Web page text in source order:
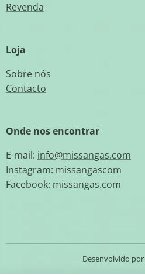
Revenda
Loja
Sobre nós
Contacto
Onde nos encontrar
E-mail: info@missangas.com
Instagram: missangascom
Facebook: missangas.com
Desenvolvido por